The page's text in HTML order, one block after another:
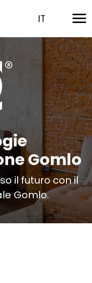
IT
Gomlo
il futuro con il
Gomlo.